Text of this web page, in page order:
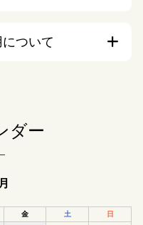
ついて
ダー
金 土 日